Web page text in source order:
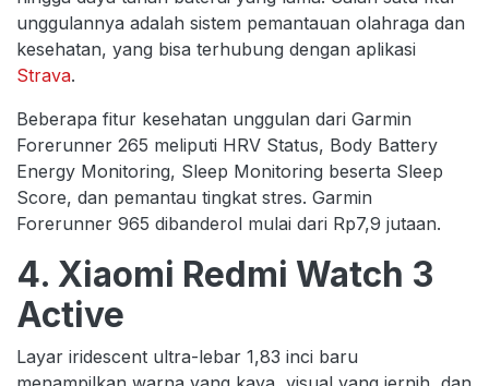
unggulannya adalah sistem pemantauan olahraga dan
kesehatan, yang bisa terhubung dengan aplikasi
Strava.
Beberapa fitur kesehatan unggulan dari Garmin
Forerunner 265 meliputi HRV Status, Body Battery
Energy Monitoring, Sleep Monitoring beserta Sleep
Score, dan pemantau tingkat stres. Garmin
Forerunner 965 dibanderol mulai dari Rp7,9 jutaan.
4. Xiaomi Redmi Watch 3
Active
Layar iridescent ultra-lebar 1,83 inci baru